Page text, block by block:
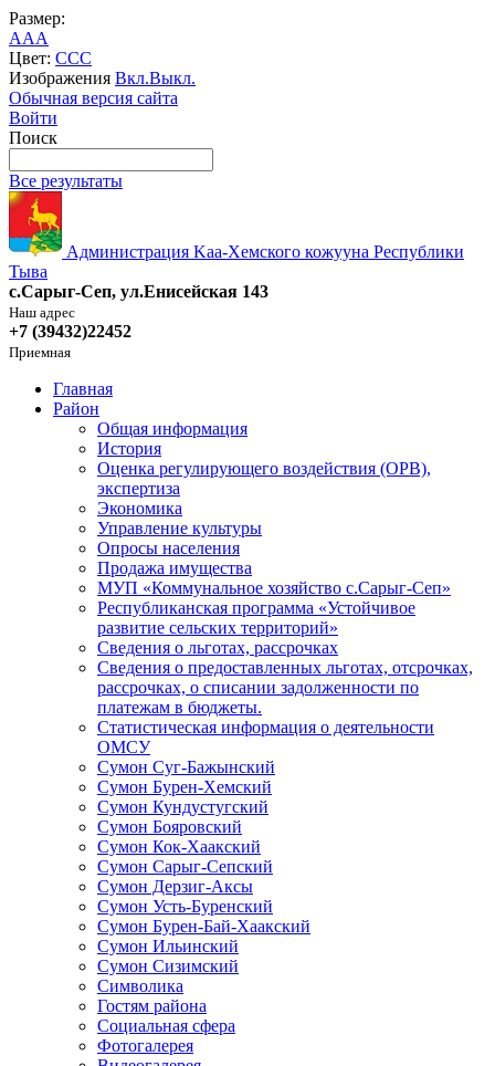
Размер:
AAA
Цвет: CCC
Изображения Вкл.Выкл.
Обычная версия сайта
Войти
Поиск
Все результаты
Администрация Kaa-Хемского кожууна Республики
Тыва
с.Сарыг-Сеп, ул.Енисейская 143
Наш адрес
+7 (39432)22452
Приемная
Главная
Район
Общая информация
История
Оценка регулирующего воздействия (ОРВ),
экспертиза
Экономика
Управление культуры
Опросы населения
Продажа имущества
МУП «Коммунальное хозяйство с.Сарыг-Сеп»
Республиканская программа «Устойчивое
развитие сельских территорий»
Сведения о льготах, рассрочках
Сведения о предоставленных льготах, отсрочках,
рассрочках, о списании задолженности по
платежам в бюджеты.
Статистическая информация о деятельности
ОМСУ
Сумон Суг-Бажынский
Сумон Бурен-Хемский
Сумон Кундустугский
Сумон Бояровский
Сумон Кок-Хаакский
Сумон Сарыг-Сепский
Сумон Дерзиг-Аксы
Сумон Усть-Буренский
Сумон Бурен-Бай-Хаакский
Сумон Ильинский
Сумон Сизимский
Символика
Гостям района
Социальная сфера
Фотогалерея